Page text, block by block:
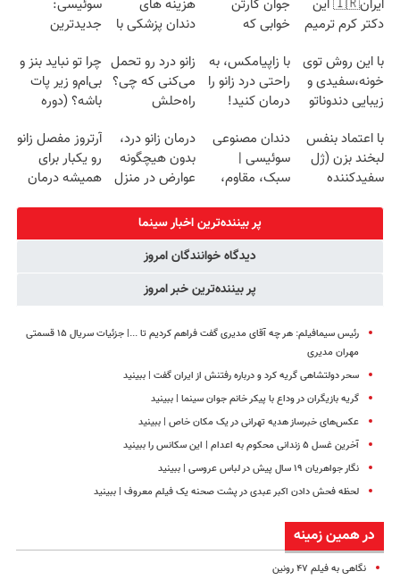
ایران🇮🇷 این
دکتر کرم ترمیم
ساخت!
جوان کارتن
خوابی که
آموزش رایگان
هزینه های
دندان پزشکی با
خانگی
سوئیسی:
جدیدترین
سبک و مقاوم |
پرداخت قسطی
با این روش توی
خونه،سفیدی و
زیبایی دندوناتو
(40%off)
با زاپیامکس، به
راحتی درد زانو را
درمان کنید!
زانو درد رو تحمل
می‌کنی که چی؟
راه‌حلش
چرا تو نباید بنز و
بی‌ام‌و زیر پات
باشه؟ (دوره
میلیاردی)
با اعتماد بنفس
لبخند بزن (ژل
سفیدکننده
دندان مصنوعی
سوئیسی |
سبک، مقاوم،
رایگان+پرداخت
اقساطی😍
درمان زانو درد،
بدون هیچگونه
عوارض در منزل
آرتروز مفصل زانو
رو یکبار برای
همیشه درمان
پر بیننده‌ترین اخبار سینما
دیدگاه خوانندگان امروز
پر بیننده‌ترین خبر امروز
رئیس سیمافیلم: هر چه آقای مدیری گفت فراهم کردیم تا ...| جزئیات سریال ۱۵ قسمتی
مهران مدیری
سحر دولتشاهی گریه کرد و درباره رفتنش از ایران گفت | ببینید
گریه بازیگران در وداع با پیکر خانم جوان سینما | ببینید
عکس‌های خبرساز هدیه تهرانی در یک مکان خاص | ببینید
آخرین غسل ۵ زندانی محکوم به اعدام | این سکانس را ببینید
نگار جواهریان ۱۹ سال پیش در لباس عروسی | ببینید
لحظه‌ فحش دادن اکبر عبدی در پشت صحنه یک فیلم معروف | ببینید
در همین زمینه
نگاهی به فیلم ۴۷ رونین